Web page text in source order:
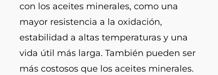
con los aceites minerales, como una
mayor resistencia a la oxidación,
estabilidad a altas temperaturas y una
vida útil más larga. También pueden ser
más costosos que los aceites minerales.